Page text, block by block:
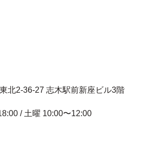
北2-36-27 志木駅前新座ビル3階
/ 土曜 10:00〜12:00